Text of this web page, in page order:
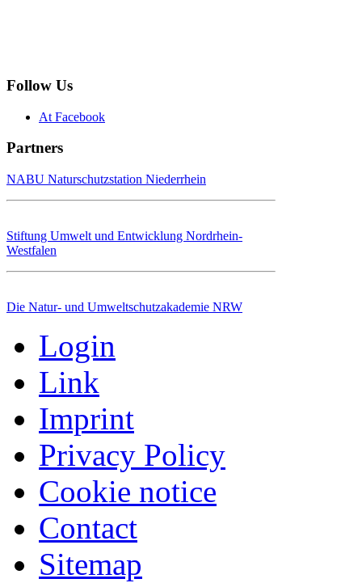
Follow Us
At Facebook
Partners
NABU Naturschutzstation Niederrhein
Stiftung Umwelt und Entwicklung Nordrhein-
Westfalen
Die Natur- und Umweltschutzakademie NRW
Login
Link
Imprint
Privacy Policy
Cookie notice
Contact
Sitemap